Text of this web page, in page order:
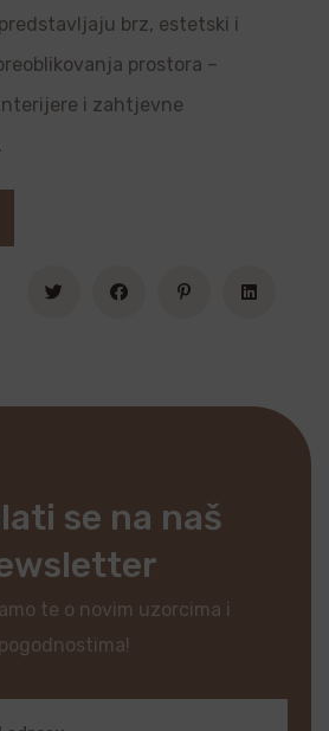
brz, estetski i
prostora –
i zahtjevne
se na naš
te o novim uzorcima i
pogodnostima!